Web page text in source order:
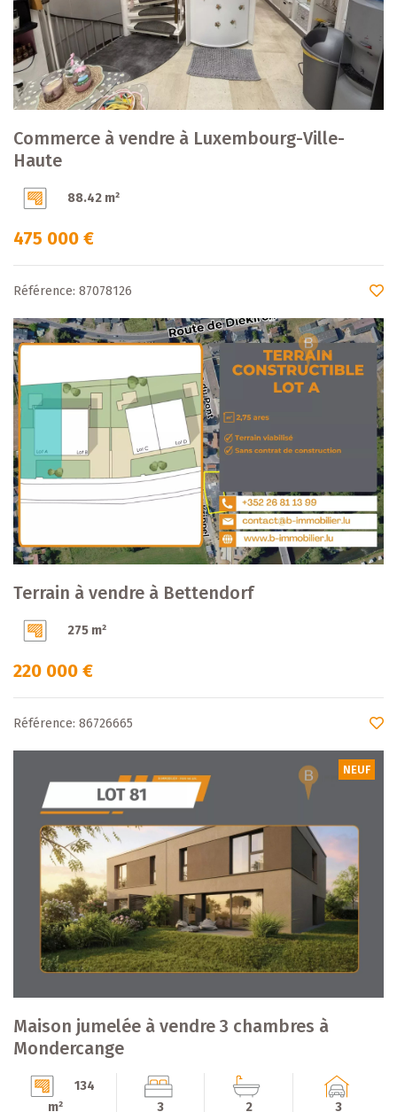
Commerce à vendre à Luxembourg-Ville-
Haute
88.42 m²
475 000 €
Référence: 87078126
Terrain à vendre à Bettendorf
275 m²
220 000 €
Référence: 86726665
NEUF
Maison jumelée à vendre 3 chambres à
Mondercange
134
m²
3 2 3